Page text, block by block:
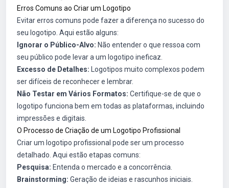
Erros Comuns ao Criar um Logotipo
Evitar erros comuns pode fazer a diferença no sucesso do
seu logotipo. Aqui estão alguns:
Ignorar o Público-Alvo: Não entender o que ressoa com
seu público pode levar a um logotipo ineficaz.
Excesso de Detalhes: Logotipos muito complexos podem
ser difíceis de reconhecer e lembrar.
Não Testar em Vários Formatos: Certifique-se de que o
logotipo funciona bem em todas as plataformas, incluindo
impressões e digitais.
O Processo de Criação de um Logotipo Profissional
Criar um logotipo profissional pode ser um processo
detalhado. Aqui estão etapas comuns:
Pesquisa: Entenda o mercado e a concorrência.
Brainstorming: Geração de ideias e rascunhos iniciais.